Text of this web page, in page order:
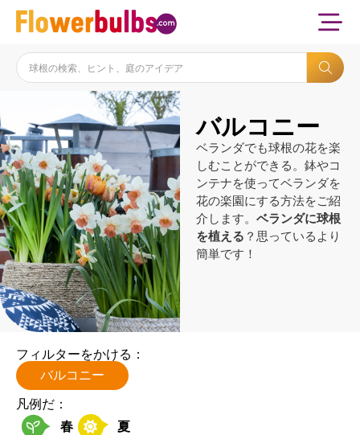
バルコニー
ベランダでも球根の花を楽
しむことができる。鉢やコ
ンテナを使ってベランダを
花の楽園にする方法をご紹
介します。 ベランダに球根
を植える ？思っているより
簡単です！
フィルターをかける：
バルコニー
凡例だ：
春
夏